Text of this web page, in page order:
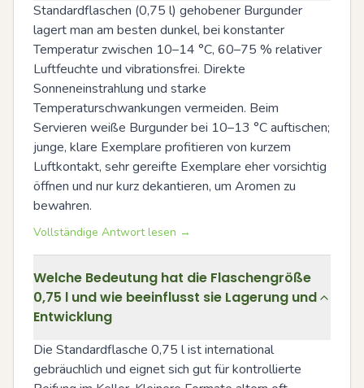
Standardflaschen (0,75 l) gehobener Burgunder
lagert man am besten dunkel, bei konstanter
Temperatur zwischen 10–14 °C, 60–75 % relativer
Luftfeuchte und vibrationsfrei. Direkte
Sonneneinstrahlung und starke
Temperaturschwankungen vermeiden. Beim
Servieren weiße Burgunder bei 10–13 °C auftischen;
junge, klare Exemplare profitieren von kurzem
Luftkontakt, sehr gereifte Exemplare eher vorsichtig
öffnen und nur kurz dekantieren, um Aromen zu
bewahren.
Vollständige Antwort lesen →
Welche Bedeutung hat die Flaschengröße
0,75 l und wie beeinflusst sie Lagerung und
Entwicklung
Die Standardflasche 0,75 l ist international
gebräuchlich und eignet sich gut für kontrollierte